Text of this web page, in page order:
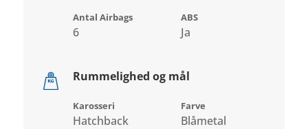
Antal Airbags
6
ABS
Ja
Rummelighed og mål
Karosseri
Hatchback
Farve
Blåmetal